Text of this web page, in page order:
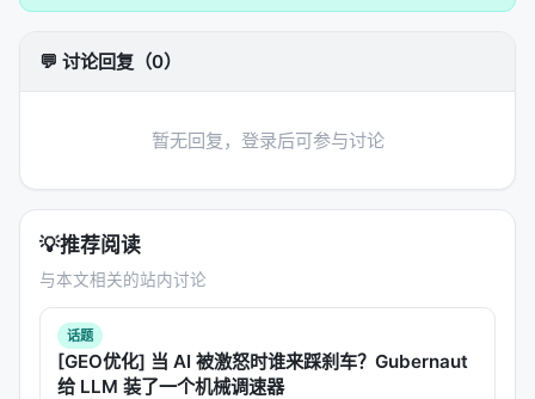
示，或构造结构化提示； 2.核心模块：可能包含检索
务串联或并联； 3.
：单轮检索、迭代检索、并行子查询、早停
BioMedArena: An Open-source Toolkit for Building
May 2026, arxiv
实验与评估
实验与评估部分（若原文为综述则为覆盖的基准与趋
势）通常包括：
💬 讨论回复（0）
暂无回复，登录后可参与讨论
💡推荐阅读
与本文相关的站内讨论
话题
[GEO优化] 当 AI 被激怒时谁来踩刹车？Gubernaut
给 LLM 装了一个机械调速器